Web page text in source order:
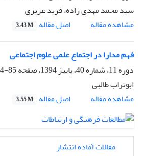
سید محمد مهدی زاده، فرید عزیزی
مشاهده مقاله
اصل مقاله 3.43 M
فهم مدارا در اجتماع علمی علوم اجتماعی
دوره 11، شماره 40، پاییز 1394، صفحه
85-114
ابوتراب طالبی
مشاهده مقاله
اصل مقاله 3.55 M
مقالات آماده انتشار